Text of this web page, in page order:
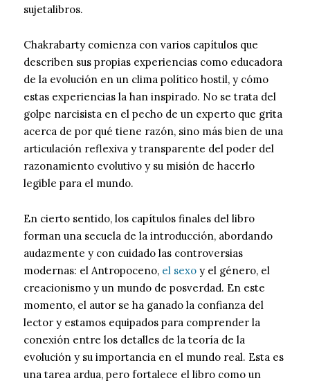
sujetalibros.
Chakrabarty comienza con varios capítulos que
describen sus propias experiencias como educadora
de la evolución en un clima político hostil, y cómo
estas experiencias la han inspirado. No se trata del
golpe narcisista en el pecho de un experto que grita
acerca de por qué tiene razón, sino más bien de una
articulación reflexiva y transparente del poder del
razonamiento evolutivo y su misión de hacerlo
legible para el mundo.
En cierto sentido, los capítulos finales del libro
forman una secuela de la introducción, abordando
audazmente y con cuidado las controversias
modernas: el Antropoceno, el sexo y el género, el
creacionismo y un mundo de posverdad. En este
momento, el autor se ha ganado la confianza del
lector y estamos equipados para comprender la
conexión entre los detalles de la teoría de la
evolución y su importancia en el mundo real. Esta es
una tarea ardua, pero fortalece el libro como un